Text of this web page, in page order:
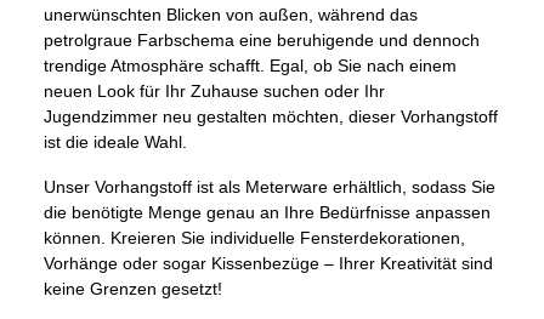
unerwünschten Blicken von außen, während das
petrolgraue Farbschema eine beruhigende und dennoch
trendige Atmosphäre schafft. Egal, ob Sie nach einem
neuen Look für Ihr Zuhause suchen oder Ihr
Jugendzimmer neu gestalten möchten, dieser Vorhangstoff
ist die ideale Wahl.
Unser Vorhangstoff ist als Meterware erhältlich, sodass Sie
die benötigte Menge genau an Ihre Bedürfnisse anpassen
können. Kreieren Sie individuelle Fensterdekorationen,
Vorhänge oder sogar Kissenbezüge – Ihrer Kreativität sind
keine Grenzen gesetzt!